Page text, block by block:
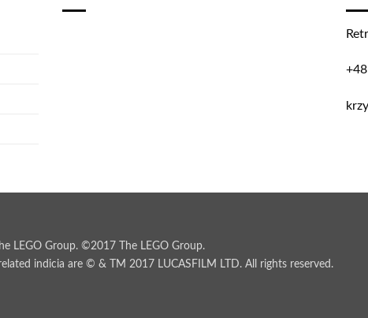
LEGO Group. ©2017 The LEGO Group.
indicia are © & TM 2017 LUCASFILM LTD. All rights reserved.